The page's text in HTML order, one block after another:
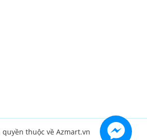
thuộc về Azmart.vn